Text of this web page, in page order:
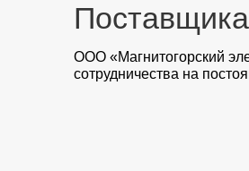
ООО «Магнитогорский
сотрудничества на